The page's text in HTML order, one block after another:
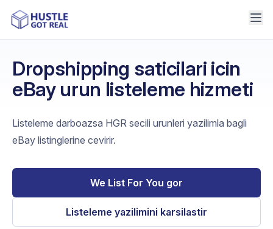
Dropshipping saticilari icin
eBay urun listeleme hizmeti
Listeleme darboazsa HGR secili urunleri yazilimla bagli
eBay listinglerine cevirir.
We List For You gor
Listeleme yazilimini karsilastir